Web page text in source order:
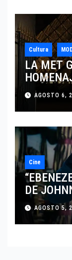
Cultura
LA MET
DEL
AGOSTO 6,
Cine
DE
TRAS SU
AGOSTO 5,